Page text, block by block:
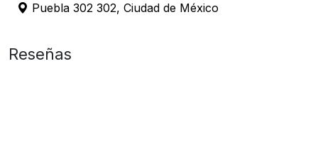
Puebla 302 302, Ciudad de México
Reseñas